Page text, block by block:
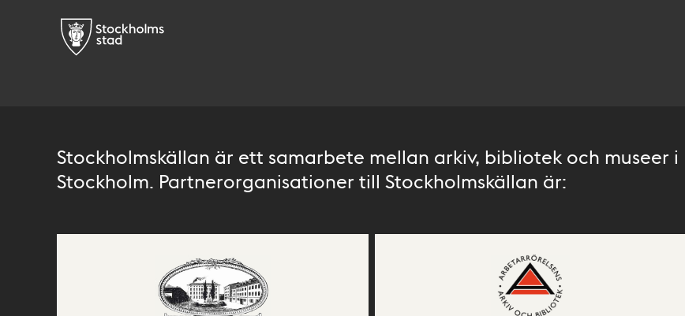
Stockholmskällan är ett samarbete mellan arkiv, bibliotek och museer i
Stockholm. Partnerorganisationer till Stockholmskällan är: